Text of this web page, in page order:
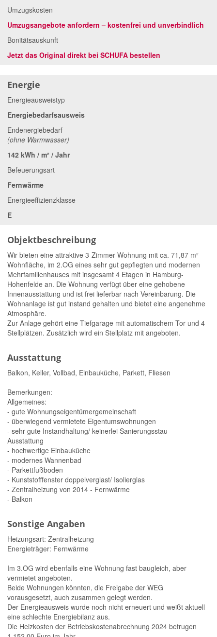
Umzugskosten
Umzugsangebote anfordern – kostenfrei und unverbindlich
Bonitätsauskunft
Jetzt das Original direkt bei SCHUFA bestellen
Energie
Energieausweistyp
Energiebedarfsausweis
Endenergiebedarf
(ohne Warmwasser)
142 kWh / m² / Jahr
Befeuerungsart
Fernwärme
Energieeffizienzklasse
E
Objektbeschreibung
Wir bieten eine attraktive 3-Zimmer-Wohnung mit ca. 71,87 m²
Wohnfläche, im 2.OG eines sehr gut gepflegten und modernen
Mehrfamilienhauses mit insgesamt 4 Etagen in Hamburg-
Hohenfelde an. Die Wohnung verfügt über eine gehobene
Innenausstattung und ist frei lieferbar nach Vereinbarung. Die
Wohnanlage ist gut instand gehalten und bietet eine angenehme
Atmosphäre.
Zur Anlage gehört eine Tiefgarage mit automatischem Tor und 4
Stellplätzen. Zusätzlich wird ein Stellplatz mit angeboten.
Ausstattung
Balkon, Keller, Vollbad, Einbauküche, Parkett, Fliesen
Bemerkungen:
Allgemeines:
- gute Wohnungseigentümergemeinschaft
- überwiegend vermietete Eigentumswohnungen
- sehr gute Instandhaltung/ keinerlei Sanierungsstau
Ausstattung
- hochwertige Einbauküche
- modernes Wannenbad
- Parkettfußboden
- Kunststofffenster doppelverglast/ Isolierglas
- Zentralheizung von 2014 - Fernwärme
- Balkon
Sonstige Angaben
Heizungsart: Zentralheizung
Energieträger: Fernwärme
Im 3.OG wird ebenfalls eine Wohnung fast baugleich, aber
vermietet angeboten.
Beide Wohnungen könnten, die Freigabe der WEG
vorausgesetzt, auch zusammen gelegt werden.
Der Energieausweis wurde noch nicht erneuert und weißt aktuell
eine schlechte Energiebilanz aus.
Die Heizkosten der Betriebskostenabrechnung 2024 betrugen